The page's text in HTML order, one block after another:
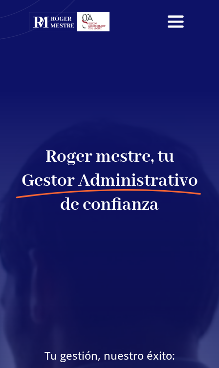
Saltar
contenido
Toggle
ContactaRoger mestre, tu
Gestor Administrativo
de confianza
Tu gestión, nuestro éxito: